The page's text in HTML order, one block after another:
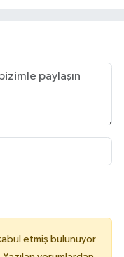
etmiş bulunuyor